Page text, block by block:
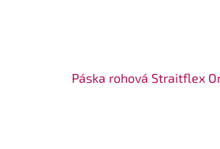
Páska rohová Straitflex